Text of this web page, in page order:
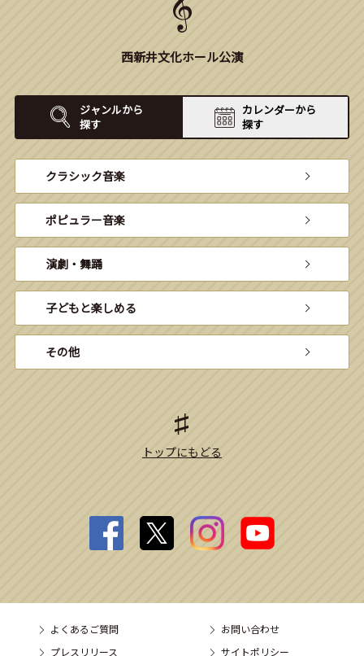
西新井文化ホール公演
ジャンルから
探す
カレンダーから
探す
クラシック音楽
ポピュラー音楽
演劇・舞踊
子どもと楽しめる
その他
トップにもどる
よくあるご質問
お問い合わせ
プレスリリース
サイトポリシー